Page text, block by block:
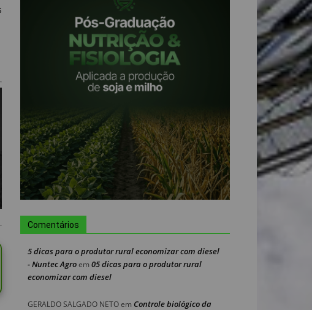
Comentários
5 dicas para o produtor rural economizar com diesel
- Nuntec Agroem 05 dicas para o produtor rural
economizar com diesel
GERALDO SALGADO NETOem Controle biológico da